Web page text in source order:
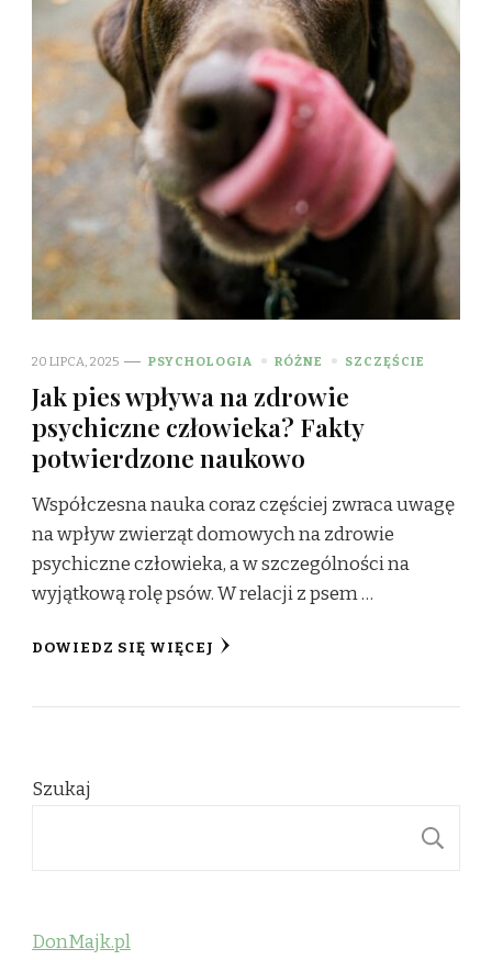
20 LIPCA, 2025 PSYCHOLOGIA RÓŻNE SZCZĘŚCIE
Jak pies wpływa na zdrowie
psychiczne człowieka? Fakty
potwierdzone naukowo
Współczesna nauka coraz częściej zwraca uwagę
na wpływ zwierząt domowych na zdrowie
psychiczne człowieka, a w szczególności na
wyjątkową rolę psów. W relacji z psem …
DOWIEDZ SIĘ WIĘCEJ
Szukaj
DonMajk.pl